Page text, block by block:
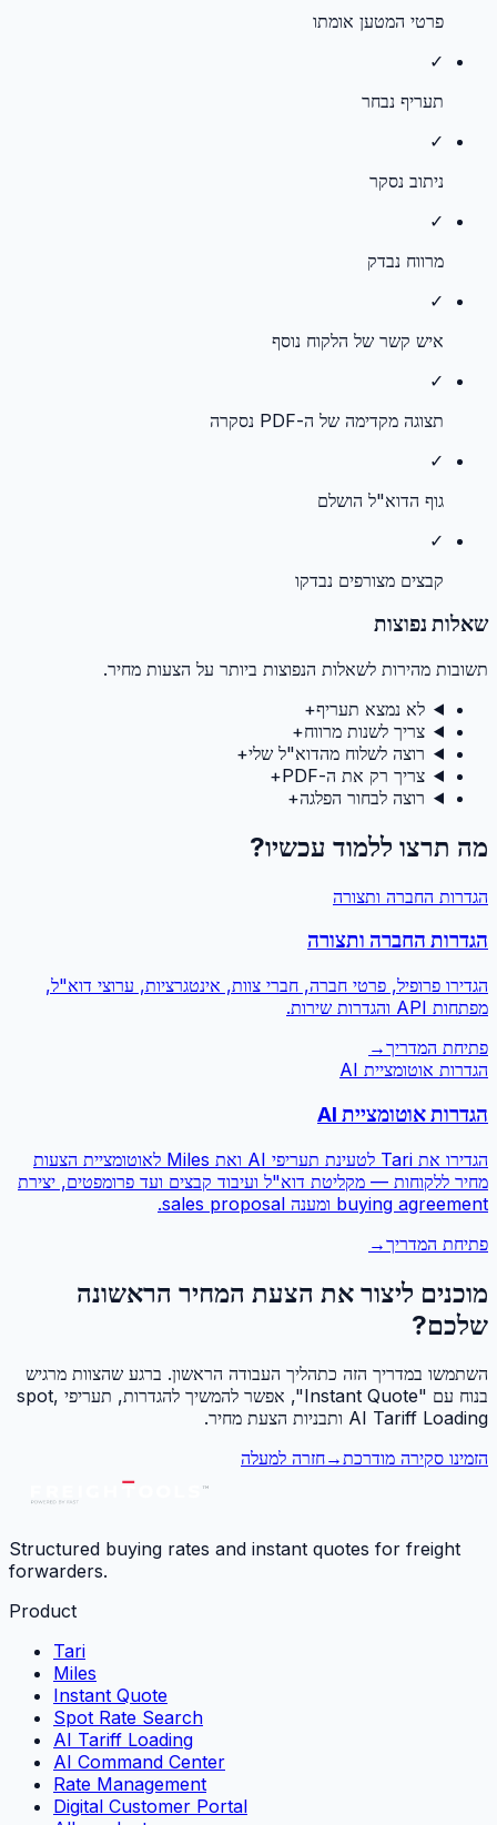
פרטי המטען אומתו
✓
תעריף נבחר
✓
ניתוב נסקר
✓
מרווח נבדק
✓
איש קשר של הלקוח נוסף
✓
תצוגה מקדימה של ה-PDF נסקרה
✓
גוף הדוא"ל הושלם
✓
קבצים מצורפים נבדקו
שאלות נפוצות
תשובות מהירות לשאלות הנפוצות ביותר על הצעות מחיר.
לא נמצא תעריף+
צריך לשנות מרווח+
רוצה לשלוח מהדוא"ל שלי+
צריך רק את ה-PDF
+
רוצה לבחור הפלגה+
מה תרצו ללמוד עכשיו?
הגדרות החברה ותצורה
הגדרות החברה ותצורה
הגדירו פרופיל, פרטי חברה, חברי צוות, אינטגרציות, ערוצי דוא"ל,
מפתחות API והגדרות שירות.
פתיחת המדריך→
הגדרות אוטומציית AI
הגדרות אוטומציית AI
הגדירו את Tari לטעינת תעריפי AI ואת Miles לאוטומציית הצעות
מחיר ללקוחות — מקליטת דוא"ל ועיבוד קבצים ועד פרומפטים, יצירת
buying agreement ומענה sales proposal.
פתיחת המדריך→
מוכנים ליצור את הצעת המחיר הראשונה
שלכם?
השתמשו במדריך הזה כתהליך העבודה הראשון. ברגע שהצוות מרגיש
בנוח עם "Instant Quote", אפשר להמשיך להגדרות, תעריפי spot,
AI Tariff Loading ותבניות הצעת מחיר.
הזמינו סקירה מודרכת→חזרה למעלה
Structured buying rates and instant quotes for freight
forwarders.
Product
Tari
Miles
Instant Quote
Spot Rate Search
AI Tariff Loading
AI Command Center
Rate Management
Digital Customer Portal